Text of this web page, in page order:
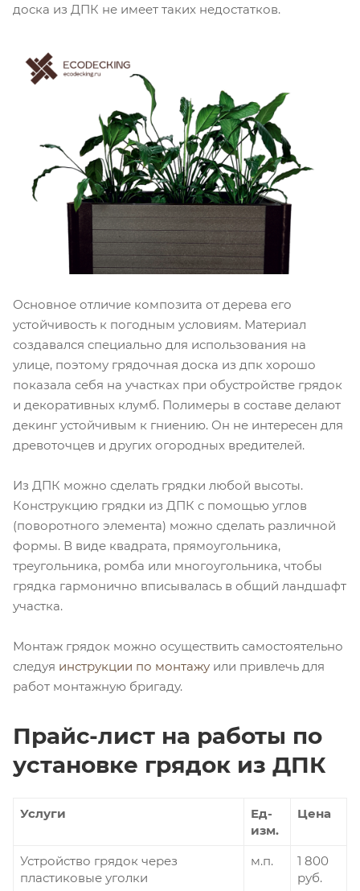
доска из ДПК не имеет таких недостатков.
Основное отличие композита от дерева его
устойчивость к погодным условиям. Материал
создавался специально для использования на
улице, поэтому грядочная доска из дпк хорошо
показала себя на участках при обустройстве грядок
и декоративных клумб. Полимеры в составе делают
декинг устойчивым к гниению. Он не интересен для
древоточцев и других огородных вредителей.
Из ДПК можно сделать грядки любой высоты.
Конструкцию грядки из ДПК с помощью углов
(поворотного элемента) можно сделать различной
формы. В виде квадрата, прямоугольника,
треугольника, ромба или многоугольника, чтобы
грядка гармонично вписывалась в общий ландшафт
участка.
Монтаж грядок можно осуществить самостоятельно
следуя инструкции по монтажу или привлечь для
работ монтажную бригаду.
Прайс-лист на работы по
установке грядок из ДПК
Услуги
Ед-
изм.
Цена
Устройство грядок через
пластиковые уголки
м.п.
1 800
руб.